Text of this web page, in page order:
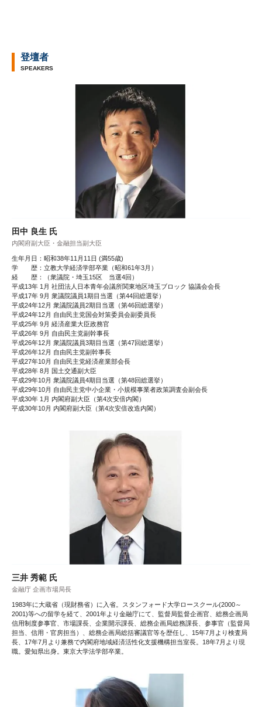
登壇者
SPEAKERS
田中 良生 氏
内閣府副大臣・金融担当副大臣
生年月日：昭和38年11月11日 (満55歳)
学 歴：立教大学経済学部卒業（昭和61年3月）
経 歴：（衆議院・埼玉15区 当選4回）
平成13年 1月 社団法人日本青年会議所関東地区埼玉ブロック 協議会会長
平成17年 9月 衆議院議員1期目当選（第44回総選挙）
平成24年12月 衆議院議員2期目当選（第46回総選挙）
平成24年12月 自由民主党国会対策委員会副委員長
平成25年 9月 経済産業大臣政務官
平成26年 9月 自由民主党副幹事長
平成26年12月 衆議院議員3期目当選（第47回総選挙）
平成26年12月 自由民主党副幹事長
平成27年10月 自由民主党経済産業部会長
平成28年 8月 国土交通副大臣
平成29年10月 衆議院議員4期目当選（第48回総選挙）
平成29年10月 自由民主党中小企業・小規模事業者政策調査会副会長
平成30年 1月 内閣府副大臣（第4次安倍内閣）
平成30年10月 内閣府副大臣（第4次安倍改造内閣）
三井 秀範 氏
金融庁 企画市場局長
1983年に大蔵省（現財務省）に入省。スタンフォード大学ロースクール(2000～
2001)等への留学を経て、2001年より金融庁にて、監督局監督企画官、総務企画局
信用制度参事官、市場課長、企業開示課長、総務企画局総務課長、参事官（監督局
担当、信用・官房担当）、総務企画局総括審議官等を歴任し、15年7月より検査局
長、17年7月より兼務で内閣府地域経済活性化支援機構担当室長。18年7月より現
職。愛知県出身。東京大学法学部卒業。